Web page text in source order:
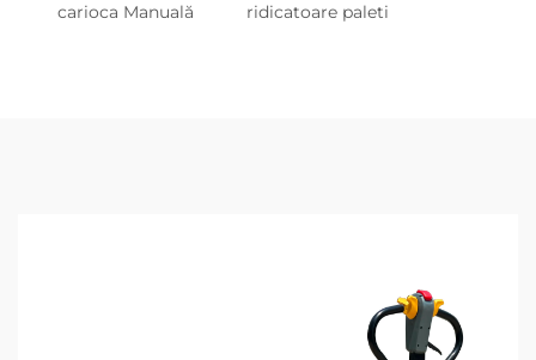
carioca Manuală ridicatoare paleti